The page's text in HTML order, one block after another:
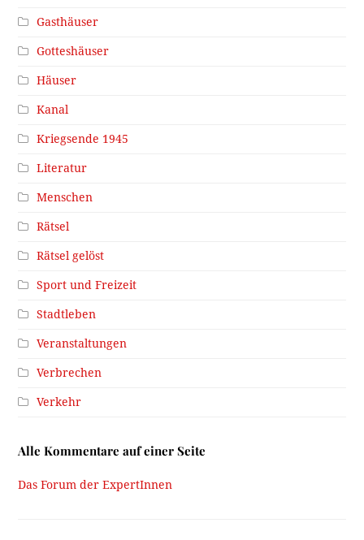
Gasthäuser
Gotteshäuser
Häuser
Kanal
Kriegsende 1945
Literatur
Menschen
Rätsel
Rätsel gelöst
Sport und Freizeit
Stadtleben
Veranstaltungen
Verbrechen
Verkehr
Alle Kommentare auf einer Seite
Das Forum der ExpertInnen